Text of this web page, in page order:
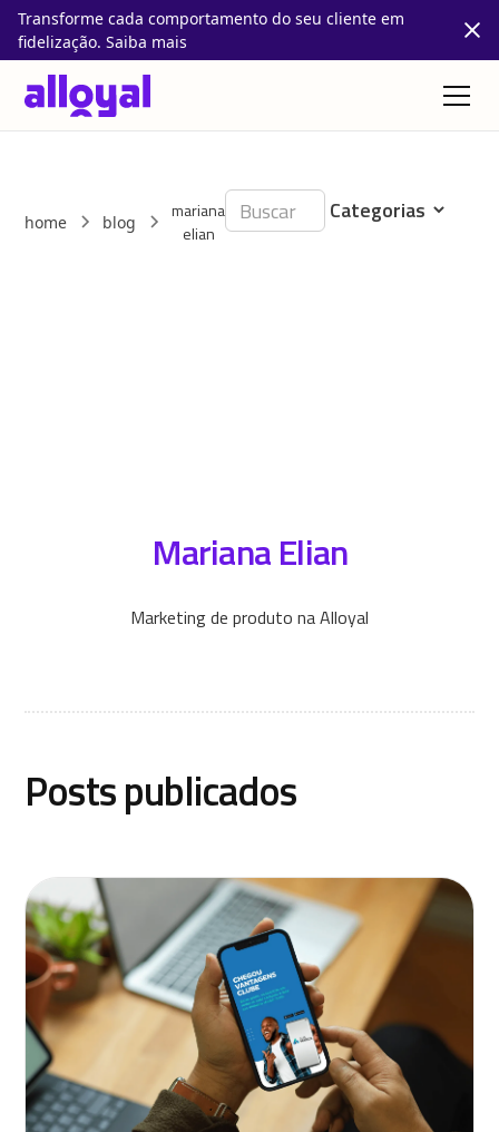
Transforme cada comportamento do seu cliente em
fidelização. Saiba mais
home blog
mariana
elian
Mariana Elian
Marketing de produto na Alloyal
Posts publicados